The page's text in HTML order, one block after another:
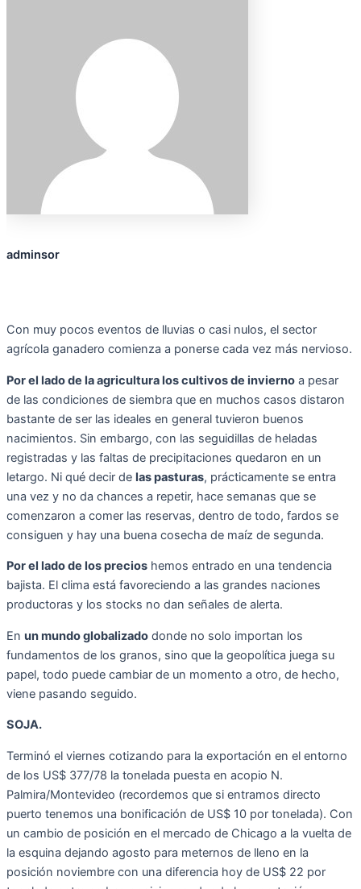
adminsor
Con muy pocos eventos de lluvias o casi nulos, el sector
agrícola ganadero comienza a ponerse cada vez más nervioso.
Por el lado de la agricultura los cultivos de invierno a pesar
de las condiciones de siembra que en muchos casos distaron
bastante de ser las ideales en general tuvieron buenos
nacimientos. Sin embargo, con las seguidillas de heladas
registradas y las faltas de precipitaciones quedaron en un
letargo. Ni qué decir de las pasturas, prácticamente se entra
una vez y no da chances a repetir, hace semanas que se
comenzaron a comer las reservas, dentro de todo, fardos se
consiguen y hay una buena cosecha de maíz de segunda.
Por el lado de los precios hemos entrado en una tendencia
bajista. El clima está favoreciendo a las grandes naciones
productoras y los stocks no dan señales de alerta.
En un mundo globalizado donde no solo importan los
fundamentos de los granos, sino que la geopolítica juega su
papel, todo puede cambiar de un momento a otro, de hecho,
viene pasando seguido.
SOJA.
Terminó el viernes cotizando para la exportación en el entorno
de los US$ 377/78 la tonelada puesta en acopio N.
Palmira/Montevideo (recordemos que si entramos directo
puerto tenemos una bonificación de US$ 10 por tonelada). Con
un cambio de posición en el mercado de Chicago a la vuelta de
la esquina dejando agosto para meternos de lleno en la
posición noviembre con una diferencia hoy de US$ 22 por